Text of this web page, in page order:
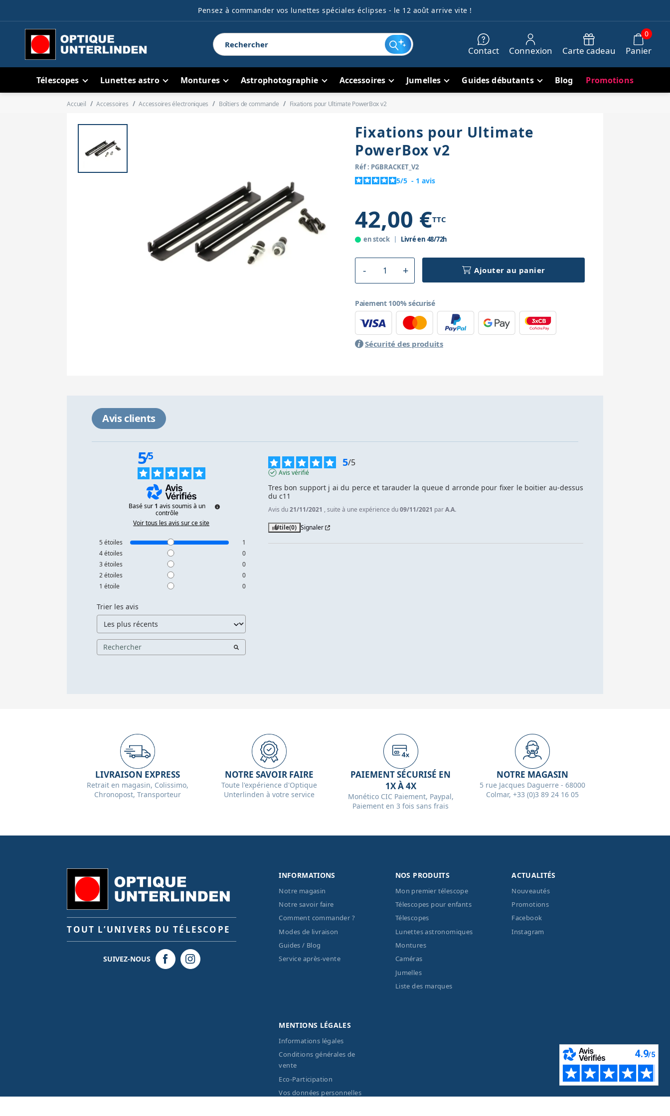
Pensez à commander vos lunettes spéciales éclipses - le 12 août arrive vite !
Contact Connexion Carte cadeau Panier
0
Télescopes Lunettes astro Montures Astrophotographie Accessoires Jumelles Guides débutants Blog Promotions
Accueil Accessoires Accessoires électroniques Boîtiers de commande Fixations pour Ultimate PowerBox v2
Fixations pour Ultimate
PowerBox v2
Réf : PGBRACKET_V2
5/5 - 1 avis
42,00 €TTC
en stock Livré en 48/72h
Ajouter au panier
Paiement 100% sécurisé
Sécurité des produits
Avis clients
5/5
Basé sur 1 avis soumis à un
contrôle
Voir tous les avis sur ce site
5étoiles
1
4étoiles
0
3étoiles
0
2étoiles
0
1étoile 0
Trier les avis
5/5
Avis vérifié
Tres bon support j ai du perce et tarauder la queue d arronde pour fixer le boitier au-dessus
du c11
Avis du21/11/2021 , suite à une expérience du09/11/2021 parA.A.
Utile(0) Signaler
LIVRAISON EXPRESS
Retrait en magasin, Colissimo,
Chronopost, Transporteur
NOTRE SAVOIR FAIRE
Toute l'expérience d'Optique
Unterlinden à votre service
PAIEMENT SÉCURISÉ EN
1X À 4X
Monético CIC Paiement, Paypal,
Paiement en 3 fois sans frais
NOTRE MAGASIN
5 rue Jacques Daguerre - 68000
Colmar, +33 (0)3 89 24 16 05
TOUT L’UNIVERS DU TÉLESCOPE
SUIVEZ-NOUS
INFORMATIONS
Notre magasin
Notre savoir faire
Comment commander ?
Modes de livraison
Guides / Blog
Service après-vente
NOS PRODUITS
Mon premier télescope
Télescopes pour enfants
Télescopes
Lunettes astronomiques
Montures
Caméras
Jumelles
Liste des marques
ACTUALITÉS
Nouveautés
Promotions
Facebook
Instagram
MENTIONS LÉGALES
Informations légales
Conditions générales de
vente
Eco-Participation
Vos données personnelles